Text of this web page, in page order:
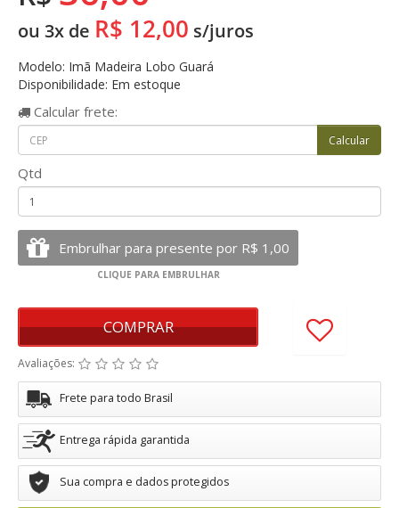
ou 3x de R$ 12,00 s/juros
Modelo: Imã Madeira Lobo Guará
Disponibilidade: Em estoque
Calcular frete:
Qtd
COMPRAR
Avaliações:
Frete para todo Brasil
Entrega rápida garantida
Sua compra e dados protegidos